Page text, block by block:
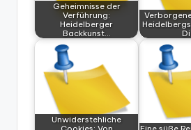
Geheimnisse der
Verführung:
Heidelberger
Backkunst…
Unwiderstehliche